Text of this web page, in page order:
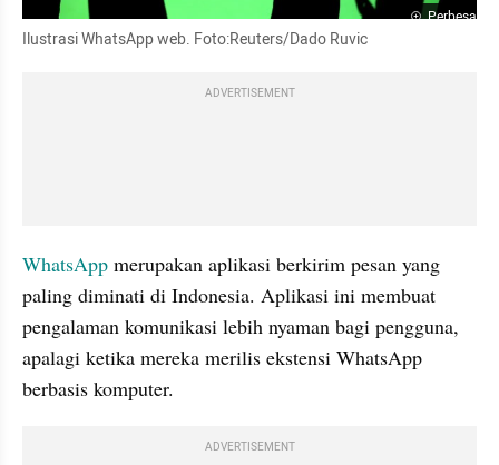
Perbesar
Ilustrasi WhatsApp web. Foto:Reuters/Dado Ruvic
ADVERTISEMENT
WhatsApp merupakan aplikasi berkirim pesan yang
paling diminati di Indonesia. Aplikasi ini membuat
pengalaman komunikasi lebih nyaman bagi pengguna,
apalagi ketika mereka merilis ekstensi WhatsApp
berbasis komputer.
ADVERTISEMENT